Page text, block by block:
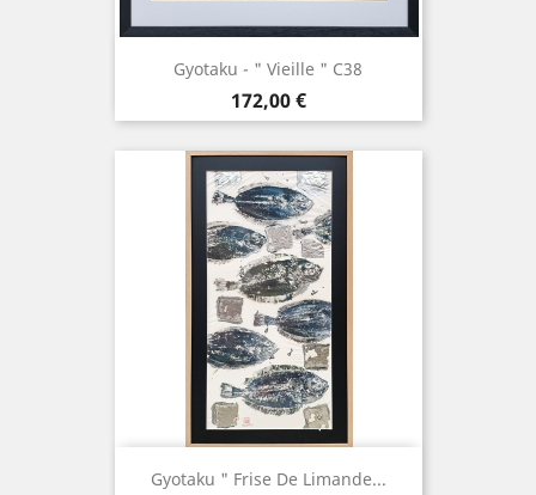
Gyotaku - " Vieille " C38
Prix
172,00 €
Gyotaku " Frise De Limande...